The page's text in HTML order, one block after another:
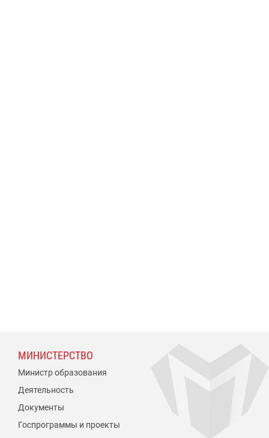
МИНИСТЕРСТВО
Министр образования
Деятельность
Документы
Госпрограммы и проекты